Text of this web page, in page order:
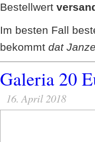
Bestellwert
Im besten Fall
bekommt dat Janze
Galeria 20
16. April 2018